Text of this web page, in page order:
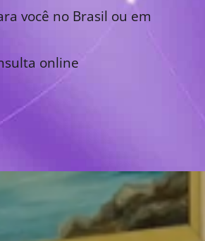
você no Brasil ou em
online